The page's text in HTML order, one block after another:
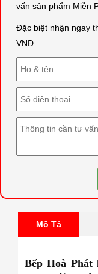
vấn sản phẩm Miễn
Đặc biệt nhận ngay
VNĐ
Mô Tả
Bếp Hoà